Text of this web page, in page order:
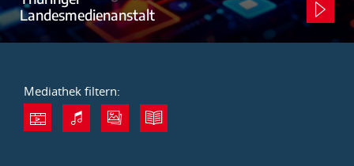
Landesmedienanstalt
Mediathek filtern: